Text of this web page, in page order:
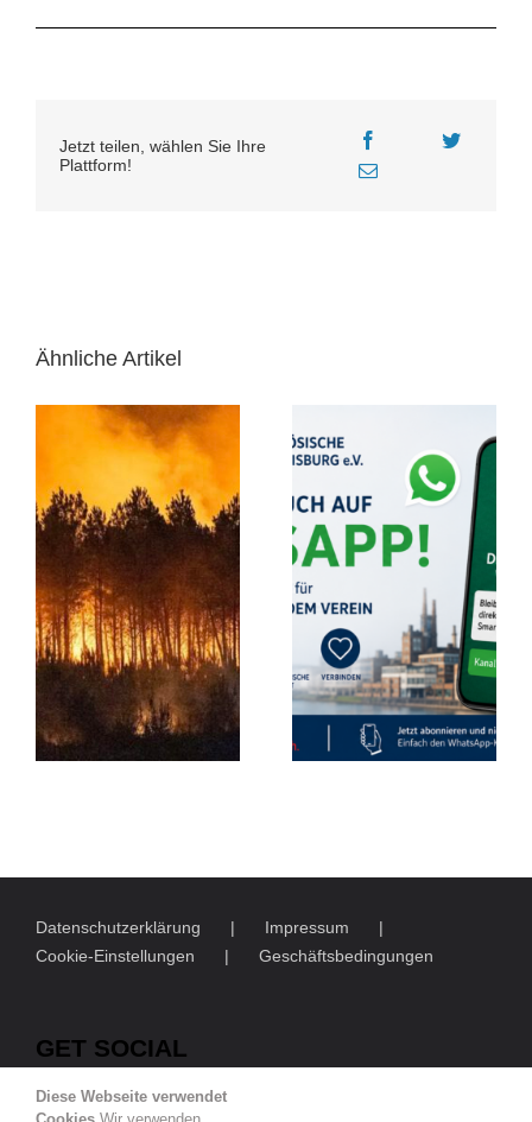
Jetzt teilen, wählen Sie Ihre
Plattform!
Ähnliche Artikel
Datenschutzerklärung
Impressum
Cookie-Einstellungen
Geschäftsbedingungen
GET SOCIAL
Diese Webseite verwendet